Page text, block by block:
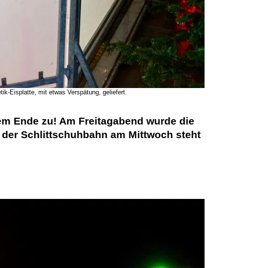
Eisplatte, mit etwas Verspätung, geliefert.
Ende zu! Am Freitagabend wurde die
Schlittschuhbahn am Mittwoch steht